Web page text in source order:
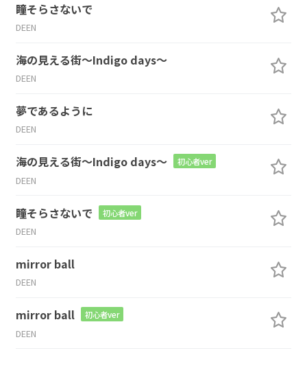
瞳そらさないで
DEEN
海の見える街～Indigo days～
DEEN
夢であるように
DEEN
海の見える街～Indigo days～ 初心者ver
DEEN
瞳そらさないで 初心者ver
DEEN
mirror ball
DEEN
mirror ball 初心者ver
DEEN